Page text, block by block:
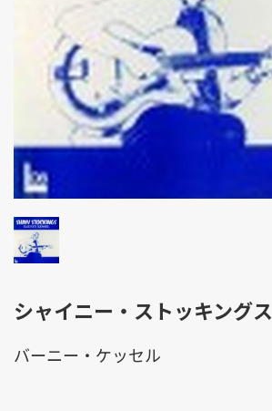
シャイニー・ストッキングス
バーニー・ケッセル